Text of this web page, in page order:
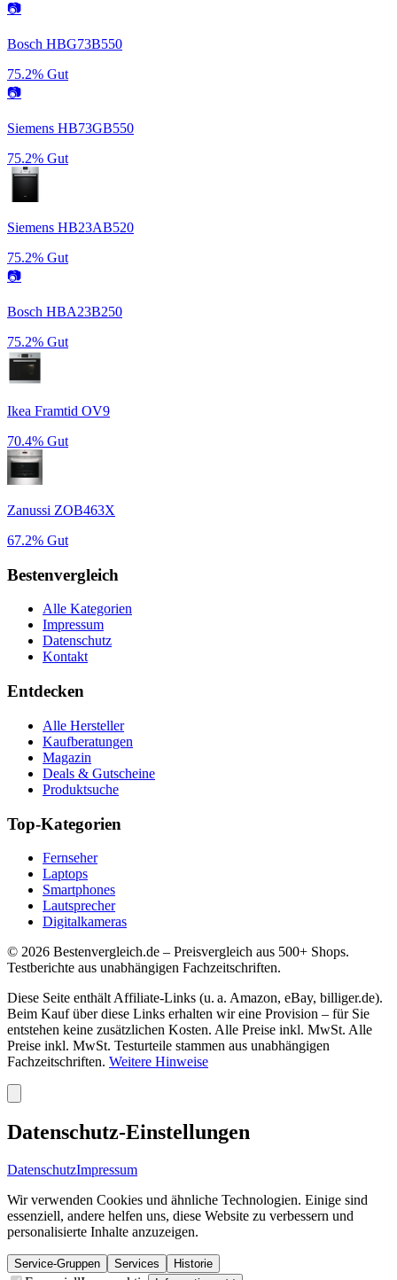
📷
Bosch HBG73B550
75.2% Gut
📷
Siemens HB73GB550
75.2% Gut
Siemens HB23AB520
75.2% Gut
📷
Bosch HBA23B250
75.2% Gut
Ikea Framtid OV9
70.4% Gut
Zanussi ZOB463X
67.2% Gut
Bestenvergleich
Alle Kategorien
Impressum
Datenschutz
Kontakt
Entdecken
Alle Hersteller
Kaufberatungen
Magazin
Deals & Gutscheine
Produktsuche
Top-Kategorien
Fernseher
Laptops
Smartphones
Lautsprecher
Digitalkameras
© 2026 Bestenvergleich.de – Preisvergleich aus 500+ Shops.
Testberichte aus unabhängigen Fachzeitschriften.
Diese Seite enthält Affiliate-Links (u. a. Amazon, eBay, billiger.de).
Beim Kauf über diese Links erhalten wir eine Provision – für Sie
entstehen keine zusätzlichen Kosten. Alle Preise inkl. MwSt. Alle
Preise inkl. MwSt. Testurteile stammen aus unabhängigen
Fachzeitschriften. Weitere Hinweise
Datenschutz-Einstellungen
DatenschutzImpressum
Wir verwenden Cookies und ähnliche Technologien. Einige sind
essenziell, andere helfen uns, diese Website zu verbessern und
personalisierte Inhalte anzuzeigen.
Service-Gruppen Services Historie